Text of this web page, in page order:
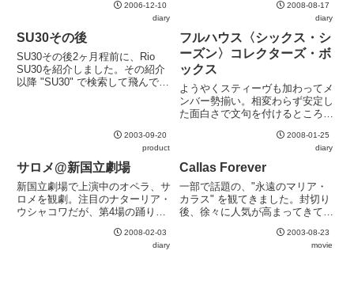
2006-12-10
diary
から再開がまず望めないのが分か
ってしまっているのが非常に寂し
い。
2008-08-17
diary
SU30その後
SU30その後2ヶ月程前に、Rio
SU30を紹介しました。その紹介
以降 "SU30" で検索して飛んでく
し訳ないので、 2ヶ月間使用した
2003-09-20
product
フルハウス〈シックス・シ
ーズン〉コレクターズ・ボ
ックス
ようやくスティーヴも加わってメ
ンバー勢揃い。相変わらず安定し
た面白さで文句を付けるところが
2008-01-25
diary
サロメ@新国立劇場
新国立劇場で上演中のオペラ、サ
ロメを観劇。注目のナターリア・
ウシャコワだが、第4場の踊りは
ールの際のサービス精神にも好感
が持てる。舞台装置や衣装も新国
2008-02-03
diary
Callas Forever
一部で話題の、"永遠のマリア・
カラス" を観てきました。封切り
後、徐々に人気が高まってきてい
ャンテのみで上映だったのが、い
つの間にか全国展開されていたの
2003-08-23
movie